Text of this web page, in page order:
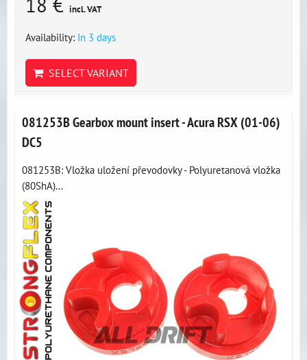
incl. VAT
Availability: In 3 days
SELECT VARIANT
081253B Gearbox mount insert - Acura RSX (01-06)
DC5
081253B: Vložka uložení převodovky - Polyuretanová vložka
(80ShA)...